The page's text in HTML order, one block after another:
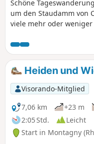
Schöne
um den Staudamm von
viele mehr oder
oder 1235 m (am Cret de
Heiden und
Visorando-Mitglied
7,06 km
+23 m
2:05 Std.
Leicht
Start in Montagny